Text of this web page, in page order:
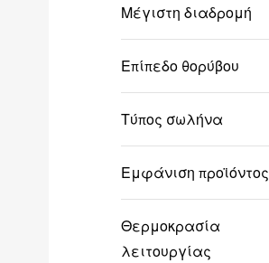
Μέγιστη διαδρομή
Επίπεδο θορύβου
Τύπος σωλήνα
Εμφάνιση προϊόντος
Θερμοκρασία
λειτουργίας